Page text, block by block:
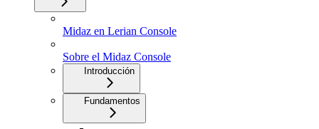
Midaz en Lerian Console
Sobre el Midaz Console
Introducción
Fundamentos